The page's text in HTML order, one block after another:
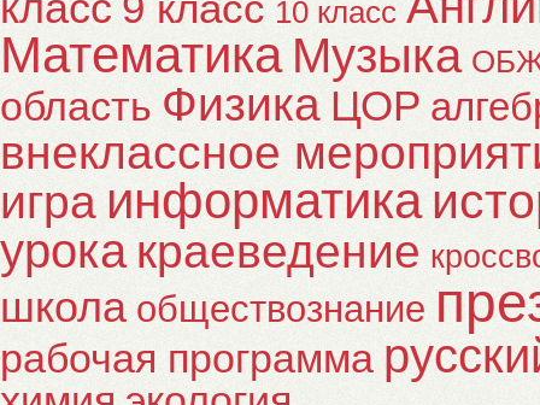
10 класс
Математика Музыка
область Физика ЦОР
внеклассное
игра информатика
урока краеведение
школа обществознание
рабочая программа